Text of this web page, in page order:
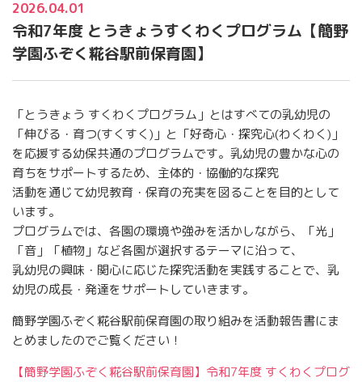
2026.04.01
令和7年度 とうきょうすくわくプログラム【簡野
学園ふぞく糀谷駅前保育園】
「とうきょう すくわくプログラム」とはすべての乳幼児の
「伸びる・育つ(すくすく)」と「好奇心・探究心(わくわく)」
を応援する幼保共通のプログラムです。乳幼児の豊かな心の
育ちをサポートするため、主体的・協働的な探究
活動を通じて幼児教育・保育の充実を図ることを目的として
います。
プログラムでは、各園の環境や強みを活かしながら、「光」
「音」「植物」など各園が選択するテーマに沿って、
乳幼児の興味・関心に応じた探究活動を実践することで、乳
幼児の成長・発達をサポートしていきます。
簡野学園ふぞく糀谷駅前保育園の取り組みを活動報告書にま
とめましたのでご覧ください！
【簡野学園ふぞく糀谷駅前保育園】令和7年度 すくわくプログ